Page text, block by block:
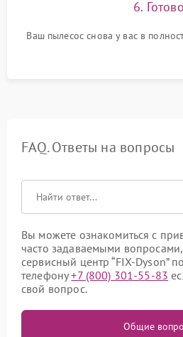
6. Готово
Ваш пылесос снова у вас в
FAQ. Ответы на вопросы
Вы можете ознакомиться с
часто задаваемыми
сервисный центр “FIX-Dyson”
телефону+7 (800) 301-55-83
свой вопрос.
Общие